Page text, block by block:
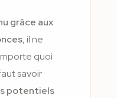
grâce aux
, il ne
quoi
savoir
potentiels